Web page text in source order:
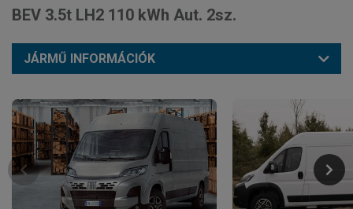
BEV 3.5t LH2 110 kWh Aut. 2sz.
JÁRMŰ INFORMÁCIÓK